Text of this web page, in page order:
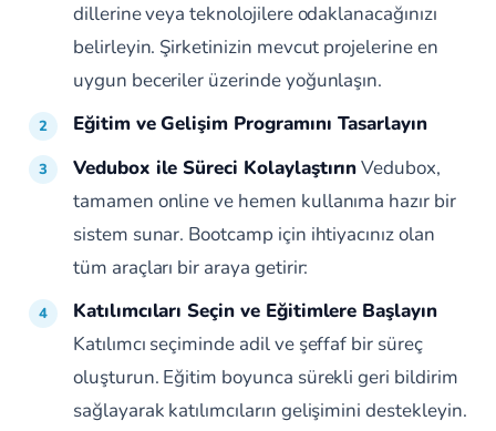
dillerine veya teknolojilere odaklanacağınızı
belirleyin. Şirketinizin mevcut projelerine en
uygun beceriler üzerinde yoğunlaşın.
Eğitim ve Gelişim Programını Tasarlayın
Vedubox ile Süreci KolaylaştırınVedubox,
tamamen online ve hemen kullanıma hazır bir
sistem sunar. Bootcamp için ihtiyacınız olan
tüm araçları bir araya getirir:
Katılımcıları Seçin ve Eğitimlere Başlayın
Katılımcı seçiminde adil ve şeffaf bir süreç
oluşturun. Eğitim boyunca sürekli geri bildirim
sağlayarak katılımcıların gelişimini destekleyin.